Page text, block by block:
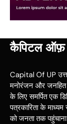
कैपिटल ऑफ़
Capital Of UP
मनोरंजन और जनहित
के लिए समर्पित एक
पत्रकारिता के
को जनता तक